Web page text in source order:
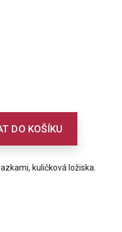
DO KOŠÍKU
kuličková ložiska.